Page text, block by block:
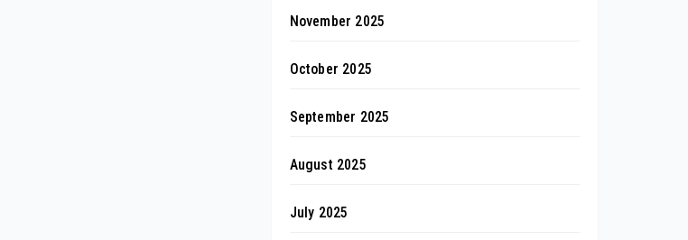
November 2025
October 2025
September 2025
August 2025
July 2025